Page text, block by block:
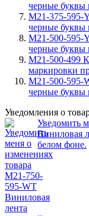
черные буквы
M21-375-595-
черные буквы
M21-500-595-
черные буквы
M21-500-499
маркировки
M21-500-595-
черные буквы
Уведомления о
Уведомить
Виниловая
белом фоне.